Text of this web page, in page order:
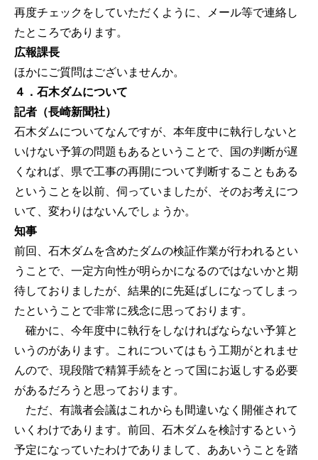
再度チェックをしていただくように、メール等で連絡し
たところであります。
広報課長
ほかにご質問はございませんか。
４．石木ダムについて
記者（長崎新聞社）
石木ダムについてなんですが、本年度中に執行しないと
いけない予算の問題もあるということで、国の判断が遅
くなれば、県で工事の再開について判断することもある
ということを以前、伺っていましたが、そのお考えにつ
いて、変わりはないんでしょうか。
知事
前回、石木ダムを含めたダムの検証作業が行われるとい
うことで、一定方向性が明らかになるのではないかと期
待しておりましたが、結果的に先延ばしになってしまっ
たということで非常に残念に思っております。
確かに、今年度中に執行をしなければならない予算と
いうのがあります。これについてはもう工期がとれませ
んので、現段階で精算手続をとって国にお返しする必要
があるだろうと思っております。
ただ、有識者会議はこれからも間違いなく開催されて
いくわけであります。前回、石木ダムを検討するという
予定になっていたわけでありまして、ああいうことを踏